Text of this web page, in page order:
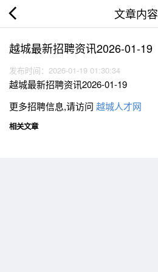
文章内容
越城最新招聘资讯2026-01-19
发布时间：2026-01-19 01:30:34
越城最新招聘资讯2026-01-19
更多招聘信息,请访问 越城人才网
相关文章